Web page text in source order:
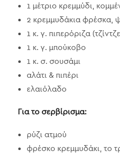
1 μέτριο κρεμμύδι,
2 κρεμμυδάκια φρέσκα,
1 κ. γ. πιπερόριζα
1 κ. γ. μπούκοβο
1 κ. σ. σουσάμι
αλάτι & πιπέρι
ελαιόλαδο
Για το σερβίρισμα:
ρύζι ατμού
φρέσκο κρεμμυδάκι, το